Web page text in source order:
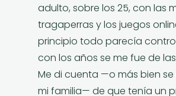
adulto, sobre los 25, con las
tragaperras y los juegos
principio todo parecía
con los años se me fue de
Me di cuenta —o más bien
mi familia— de que tenía un